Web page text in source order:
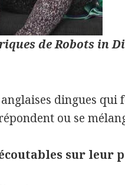
de Robots in
dingues qui
ou se
sur leur